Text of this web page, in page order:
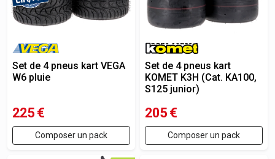
Set de 4 pneus kart VEGA
W6 pluie
225 €
Composer un pack
Set de 4 pneus kart
KOMET K3H (Cat. KA100,
S125 junior)
205 €
Composer un pack